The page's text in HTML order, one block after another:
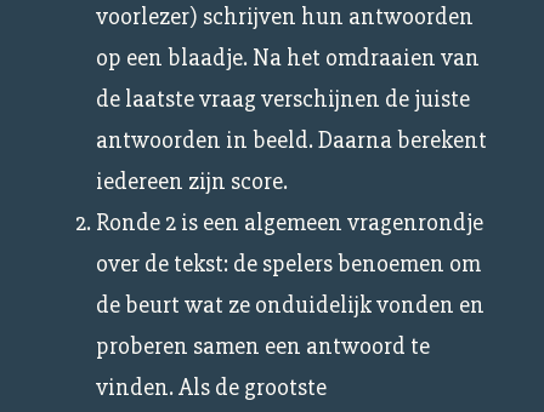
voorlezer) schrijven hun antwoorden
op een blaadje. Na het omdraaien van
de laatste vraag verschijnen de juiste
antwoorden in beeld. Daarna berekent
iedereen zijn score.
Ronde 2 is een algemeen vragenrondje
over de tekst: de spelers benoemen om
de beurt wat ze onduidelijk vonden en
proberen samen een antwoord te
vinden. Als de grootste